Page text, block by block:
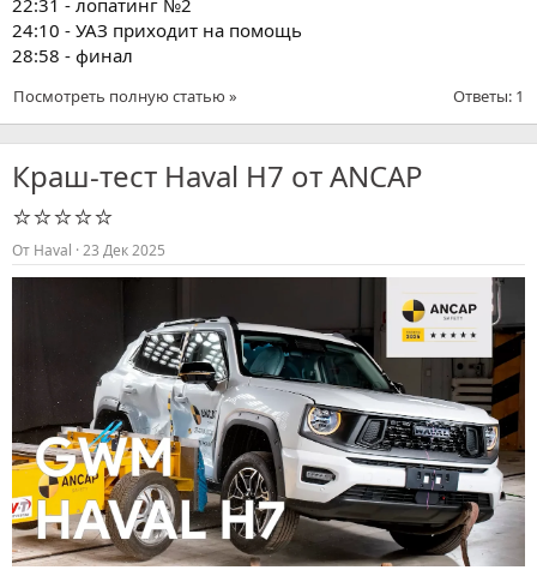
24:10 - УАЗ приходит на помощь
28:58 - финал
Ответы: 1
Посмотреть полную статью »
Краш-тест Haval H7 от ANCAP
⭐⭐⭐⭐⭐
От Haval 23 Дек 2025